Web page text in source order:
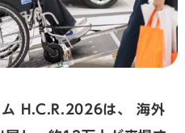
H.C.R.2026は、
海外